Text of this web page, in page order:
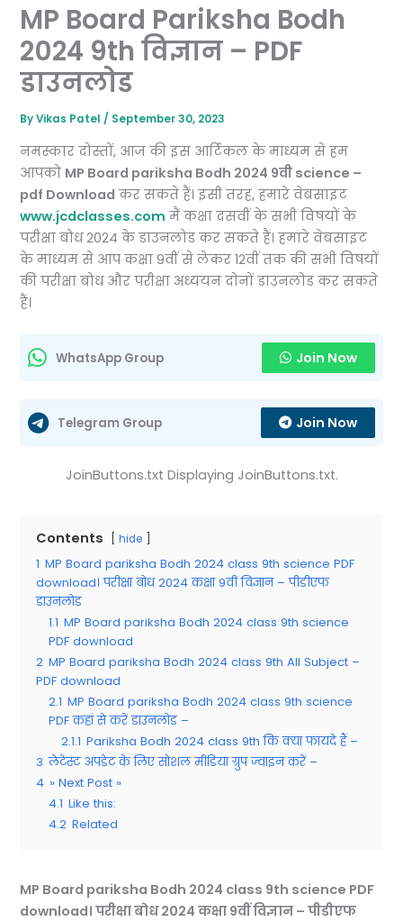
MP Board Pariksha Bodh
2024 9th विज्ञान – PDF
डाउनलोड
ByVikas Patel/ September 30, 2023
नमस्कार दोस्तों, आज की इस आर्टिकल के माध्यम से हम
आपको MP Board pariksha Bodh 2024 9वी science –
pdf Download कर सकते हैं। इसी तरह, हमारे वेबसाइट
www.jcdclasses.com मैं कक्षा दसवीं के सभी विषयों के
परीक्षा बोध 2024 के डाउनलोड कर सकते हैं। हमारे वेबसाइट
के माध्यम से आप कक्षा 9वीं से लेकर 12वीं तक की सभी विषयों
की परीक्षा बोध और परीक्षा अध्ययन दोनों डाउनलोड कर सकते
हैं।
WhatsApp Group Join Now
Telegram Group Join Now
JoinButtons.txt Displaying JoinButtons.txt.
Contents hide
1 MP Board pariksha Bodh 2024 class 9th science PDF
download। परीक्षा बोध 2024 कक्षा 9वीं विज्ञान – पीडीएफ
डाउनलोड
1.1 MP Board pariksha Bodh 2024 class 9th science
PDF download
2 MP Board pariksha Bodh 2024 class 9th All Subject –
PDF download
2.1 MP Board pariksha Bodh 2024 class 9th science
PDF कहां से करें डाउनलोड –
2.1.1 Pariksha Bodh 2024 class 9th कि क्या फायदे हैं –
3 लेटेस्ट अपडेट के लिए सोशल मीडिया ग्रुप ज्वाइन करें –
4 » Next Post »
4.1 Like this:
4.2 Related
MP Board pariksha Bodh 2024 class 9th science PDF
download। परीक्षा बोध 2024 कक्षा 9वीं विज्ञान – पीडीएफ